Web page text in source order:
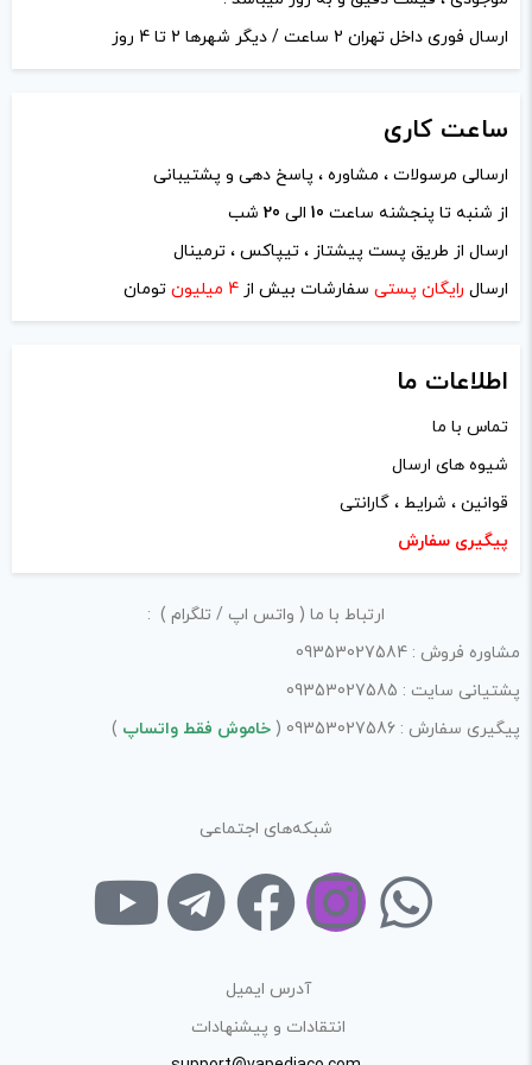
ارسال فوری داخل تهران 2 ساعت / دیگر شهرها 2 تا 4 روز
ساعت کاری
ارسالی مرسولات ، مشاوره ، پاسخ دهی و پشتیبانی
از شنبه تا پنجشنه ساعت 10 الی 20 شب
ارسال از طریق پست پیشتاز ، تیپاکس ، ترمینال
ارسال رایگان پستی سفارشات بیش از 4 میلیون تومان
اطلاعات ما
تماس با ما
شیوه های ارسال
قوانین ، شرایط ، گارانتی
پیگیری سفارش
ارتباط با ما ( واتس اپ / تلگرام ) :
مشاوره فروش : 09353027584
پشتیانی سایت : 09353027585
پیگیری سفارش : 09353027586 (
خاموش فقط واتساپ )
شبکه‌های اجتماعی
آدرس ایمیل
انتقادات و پیشنهادات